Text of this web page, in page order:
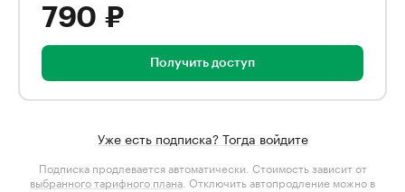
790 ₽
Получить доступ
Уже есть подписка? Тогда войдите
Подписка продлевается автоматически. Стоимость зависит от
выбранного тарифного плана . Отключить автопродление можно в